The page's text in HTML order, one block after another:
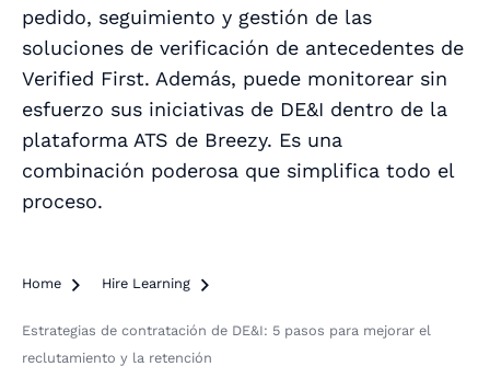
pedido, seguimiento y gestión de las
soluciones de verificación de antecedentes de
Verified First. Además, puede monitorear sin
esfuerzo sus iniciativas de DE&I dentro de la
plataforma ATS de Breezy. Es una
combinación poderosa que simplifica todo el
proceso.
Home  Hire Learning 
Estrategias de contratación de DE&I: 5 pasos para mejorar el
reclutamiento y la retención